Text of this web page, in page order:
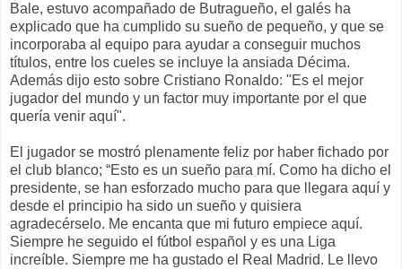
Bale, estuvo acompañado de Butragueño, el galés ha
explicado que ha cumplido su sueño de pequeño, y que se
incorporaba al equipo para ayudar a conseguir muchos
títulos, entre los cueles se incluye la ansiada Décima.
Además dijo esto sobre Cristiano Ronaldo: "Es el mejor
jugador del mundo y un factor muy importante por el que
quería venir aquí".
El jugador se mostró plenamente feliz por haber fichado por
el club blanco; “Esto es un sueño para mí. Como ha dicho el
presidente, se han esforzado mucho para que llegara aquí y
desde el principio ha sido un sueño y quisiera
agradecérselo. Me encanta que mi futuro empiece aquí.
Siempre he seguido el fútbol español y es una Liga
increíble. Siempre me ha gustado el Real Madrid. Le llevo